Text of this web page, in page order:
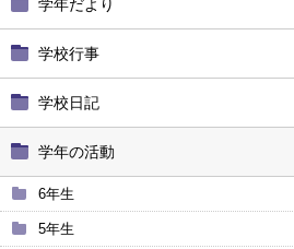
学年だより
学校行事
学校日記
学年の活動
6年生
5年生